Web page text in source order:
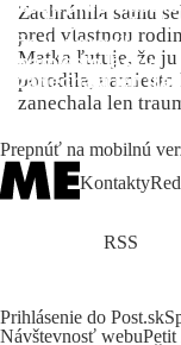
Zachránila samu
pred vlastnou
Matka ľutuje, že ju
porodila, namiesto
zanechala len
Prepnúť na mobilnú
Kontakty
RSS
Prihlásenie do Post.sk
Návštevnosť webuPetit